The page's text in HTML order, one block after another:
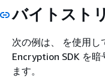
バイトスト
次の例は、 を使用し
Encryption SDK を
ます。